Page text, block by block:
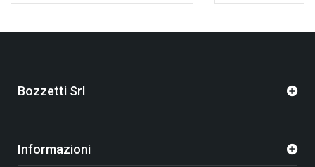
Bozzetti Srl
Informazioni